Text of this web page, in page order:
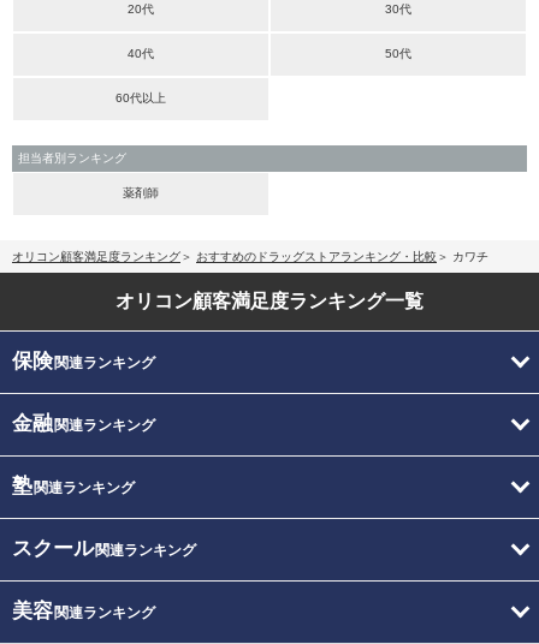
20代 30代
40代 50代
60代以上
担当者別ランキング
薬剤師
オリコン顧客満足度ランキング おすすめのドラッグストアランキング・比較 カワチ
オリコン顧客満足度ランキング一覧
保険関連ランキング
金融関連ランキング
塾関連ランキング
スクール関連ランキング
美容関連ランキング